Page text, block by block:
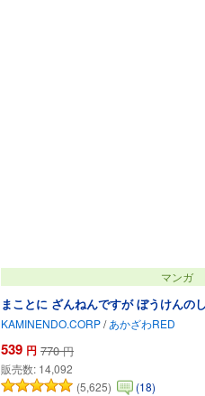
マンガ
まことに ざんねんですが ぼうけんの
KAMINENDO.CORP/ あかざわRED
539 円 770 円
販売数: 14,092
(5,625)
(18)